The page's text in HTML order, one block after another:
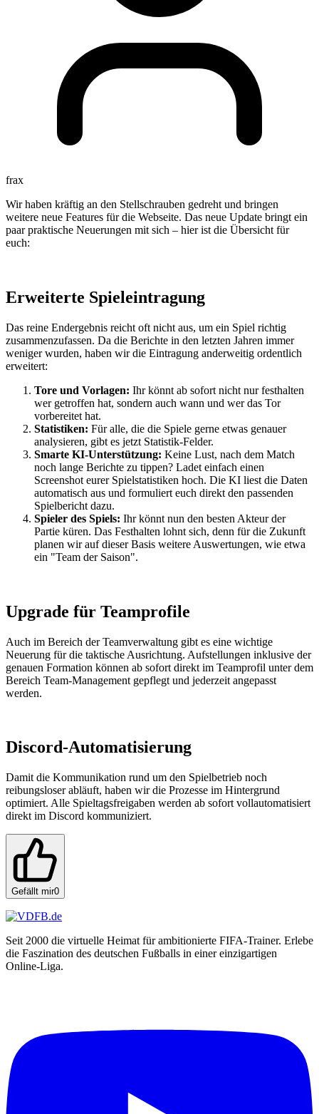
frax
Wir haben kräftig an den Stellschrauben gedreht und bringen
weitere neue Features für die Webseite. Das neue Update bringt ein
paar praktische Neuerungen mit sich – hier ist die Übersicht für
euch:
Erweiterte Spieleintragung
Das reine Endergebnis reicht oft nicht aus, um ein Spiel richtig
zusammenzufassen. Da die Berichte in den letzten Jahren immer
weniger wurden, haben wir die Eintragung anderweitig ordentlich
erweitert:
Tore und Vorlagen: Ihr könnt ab sofort nicht nur festhalten
wer getroffen hat, sondern auch wann und wer das Tor
vorbereitet hat.
Statistiken: Für alle, die die Spiele gerne etwas genauer
analysieren, gibt es jetzt Statistik-Felder.
Smarte KI-Unterstützung: Keine Lust, nach dem Match
noch lange Berichte zu tippen? Ladet einfach einen
Screenshot eurer Spielstatistiken hoch. Die KI liest die Daten
automatisch aus und formuliert euch direkt den passenden
Spielbericht dazu.
Spieler des Spiels: Ihr könnt nun den besten Akteur der
Partie küren. Das Festhalten lohnt sich, denn für die Zukunft
planen wir auf dieser Basis weitere Auswertungen, wie etwa
ein "Team der Saison".
Upgrade für Teamprofile
Auch im Bereich der Teamverwaltung gibt es eine wichtige
Neuerung für die taktische Ausrichtung. Aufstellungen inklusive der
genauen Formation können ab sofort direkt im Teamprofil unter dem
Bereich Team-Management gepflegt und jederzeit angepasst
werden.
Discord-Automatisierung
Damit die Kommunikation rund um den Spielbetrieb noch
reibungsloser abläuft, haben wir die Prozesse im Hintergrund
optimiert. Alle Spieltagsfreigaben werden ab sofort vollautomatisiert
direkt im Discord kommuniziert.
Gefällt mir0
Seit 2000 die virtuelle Heimat für ambitionierte FIFA-Trainer. Erlebe
die Faszination des deutschen Fußballs in einer einzigartigen
Online-Liga.